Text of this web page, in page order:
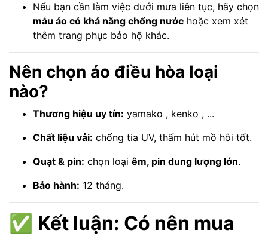
Nếu bạn cần làm việc dưới mưa liên tục, hãy chọn
mẫu áo có khả năng chống nước hoặc xem xét
thêm trang phục bảo hộ khác.
Nên chọn áo điều hòa loại
nào?
Thương hiệu uy tín: yamako , kenko , ...
Chất liệu vải: chống tia UV, thấm hút mồ hôi tốt.
Quạt & pin: chọn loại êm, pin dung lượng lớn.
Bảo hành: 12 tháng.
✅ Kết luận: Có nên mua